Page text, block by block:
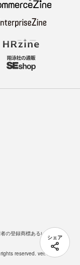
シェア
の登録商標あるいは商標で
reserved. ver.1.5